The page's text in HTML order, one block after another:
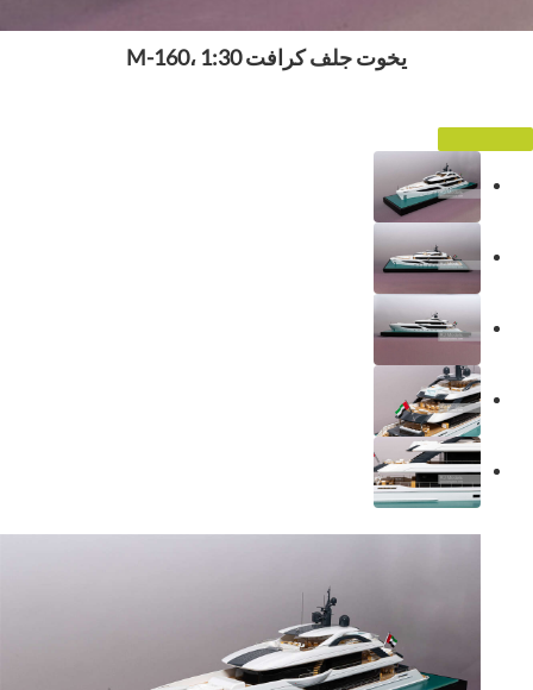
يخوت جلف كرافت M-160، 1:30